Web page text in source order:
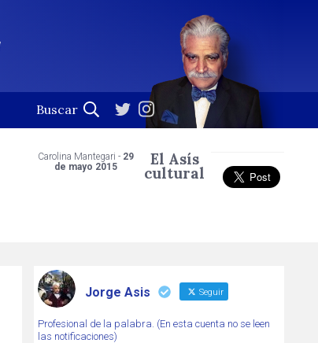
Carolina Mantegari - 29
de mayo 2015
El Asís
cultural
Jorge Asis Seguir
Profesional de la palabra. (En esta cuenta no se leen
las notificaciones)